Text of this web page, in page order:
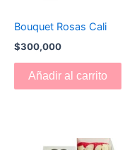
Bouquet Rosas Cali
$300,000
Añadir al carrito